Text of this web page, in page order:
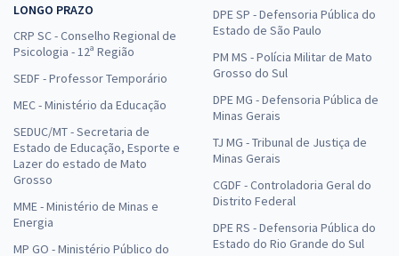
LONGO PRAZO
CRP SC - Conselho Regional de
Psicologia - 12ª Região
SEDF - Professor Temporário
MEC - Ministério da Educação
SEDUC/MT - Secretaria de
Estado de Educação, Esporte e
Lazer do estado de Mato
Grosso
MME - Ministério de Minas e
Energia
MP GO - Ministério Público do
DPE SP - Defensoria Pública do
Estado de São Paulo
PM MS - Polícia Militar de Mato
Grosso do Sul
DPE MG - Defensoria Pública de
Minas Gerais
TJ MG - Tribunal de Justiça de
Minas Gerais
CGDF - Controladoria Geral do
Distrito Federal
DPE RS - Defensoria Pública do
Estado do Rio Grande do Sul